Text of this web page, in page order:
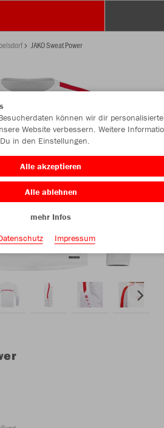
JAKO Sweat Power
können wir dir personalisierte
Website verbessern. Weitere
in den Einstellungen.
Alle akzeptieren
Alle ablehnen
mehr Infos
Impressum